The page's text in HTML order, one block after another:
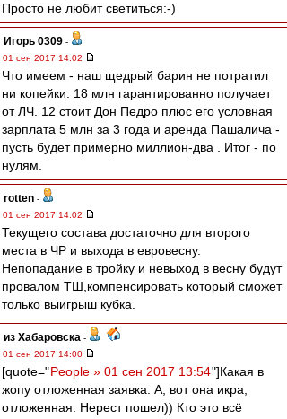
Просто не любит светиться:-)
Игорь 0309 -
01 сен 2017 14:02
Что имеем - наш щедрый барин не потратил
ни копейки. 18 млн гарантированно получает
от ЛЧ. 12 стоит Дон Педро плюс его условная
зарплата 5 млн за 3 года и аренда Пашалича -
пусть будет примерно миллион-два . Итог - по
нулям.
rotten -
01 сен 2017 14:02
Текущего состава достаточно для второго
места в ЧР и выхода в евровесну.
Непопадание в тройку и невыход в весну будут
провалом ТШ,компенсировать который сможет
только выигрыш кубка.
из Хабаровска -
01 сен 2017 14:00
[quote="People » 01 сен 2017 13:54"]Какая в
жопу отложенная заявка. А, вот она икра,
отложенная. Нерест пошел)) Кто это всё